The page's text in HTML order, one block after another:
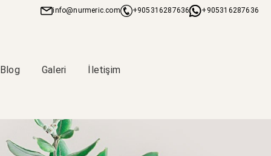
info@nurmeric.com +905316287636 +905316287636
Blog Galeri İletişim